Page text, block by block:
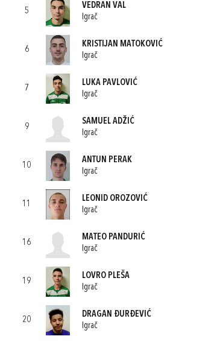
5
VEDRAN VAL
Igrač
6
KRISTIJAN MATOKOVIĆ
Igrač
7
LUKA PAVLOVIĆ
Igrač
9
SAMUEL ADŽIĆ
Igrač
10
ANTUN PERAK
Igrač
11
LEONID OROZOVIĆ
Igrač
16
MATEO PANDURIĆ
Igrač
19
LOVRO PLEŠA
Igrač
20
DRAGAN ĐURĐEVIĆ
Igrač